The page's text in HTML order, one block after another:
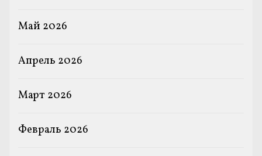
Май 2026
Апрель 2026
Март 2026
Февраль 2026